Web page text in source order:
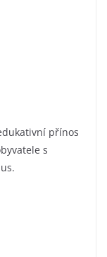
přínos
s